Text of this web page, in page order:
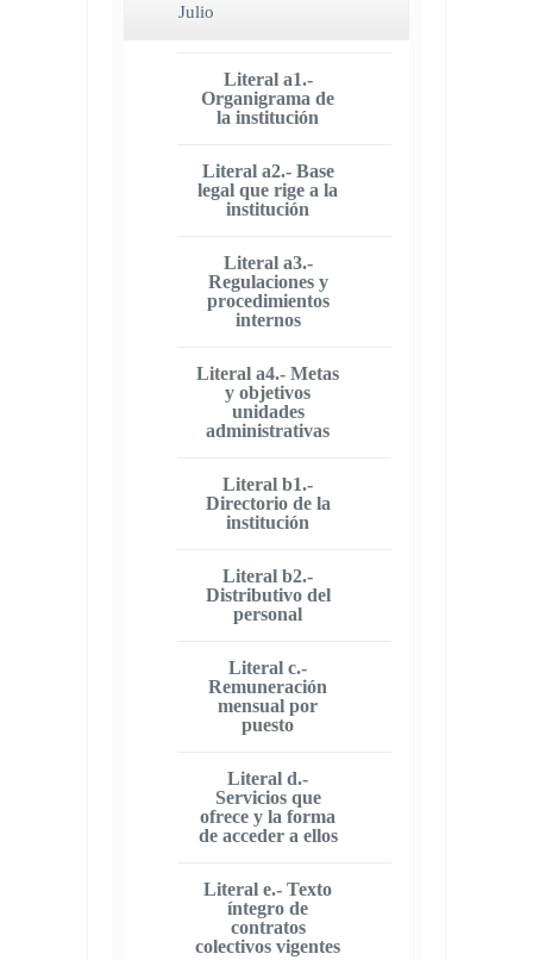
Julio
Literal a1.-
Organigrama de
la institución
Literal a2.- Base
legal que rige a la
institución
Literal a3.-
Regulaciones y
procedimientos
internos
Literal a4.- Metas
y objetivos
unidades
administrativas
Literal b1.-
Directorio de la
institución
Literal b2.-
Distributivo del
personal
Literal c.-
Remuneración
mensual por
puesto
Literal d.-
Servicios que
ofrece y la forma
de acceder a ellos
Literal e.- Texto
íntegro de
contratos
colectivos vigentes